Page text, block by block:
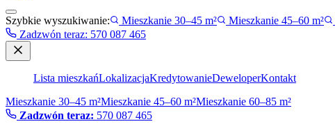
Szybkie wyszukiwanie: Mieszkanie 30–45 m² Mieszkanie 45–60 m²
Zadzwón teraz: 570 087 465
Lista mieszkańLokalizacjaKredytowanieDeweloperKontakt
Mieszkanie 30–45 m²Mieszkanie 45–60 m²Mieszkanie 60–85 m²
Zadzwón teraz: 570 087 465